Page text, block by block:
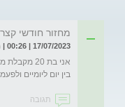
מחזור חודשי קצר
17/07/2023 | 00:26 | מאת: ש
אני בת 20
בין יום ליומיים
תגובה